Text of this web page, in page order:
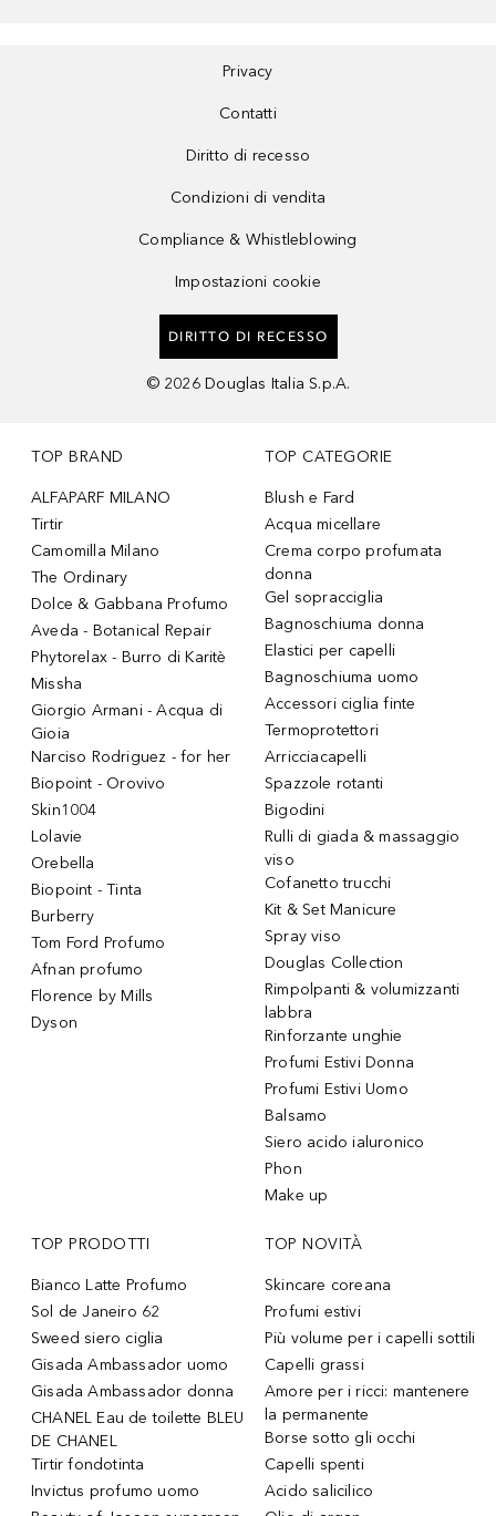
Privacy
Contatti
Diritto di recesso
Condizioni di vendita
Compliance & Whistleblowing
Impostazioni cookie
DIRITTO DI RECESSO
© 2026 Douglas Italia S.p.A.
TOP BRAND
ALFAPARF MILANO
Tirtir
Camomilla Milano
The Ordinary
Dolce & Gabbana Profumo
Aveda - Botanical Repair
Phytorelax - Burro di Karitè
Missha
Giorgio Armani - Acqua di
Gioia
Narciso Rodriguez - for her
Biopoint - Orovivo
Skin1004
Lolavie
Orebella
Biopoint - Tinta
Burberry
Tom Ford Profumo
Afnan profumo
Florence by Mills
Dyson
TOP CATEGORIE
Blush e Fard
Acqua micellare
Crema corpo profumata
donna
Gel sopracciglia
Bagnoschiuma donna
Elastici per capelli
Bagnoschiuma uomo
Accessori ciglia finte
Termoprotettori
Arricciacapelli
Spazzole rotanti
Bigodini
Rulli di giada & massaggio
viso
Cofanetto trucchi
Kit & Set Manicure
Spray viso
Douglas Collection
Rimpolpanti & volumizzanti
labbra
Rinforzante unghie
Profumi Estivi Donna
Profumi Estivi Uomo
Balsamo
Siero acido ialuronico
Phon
Make up
TOP PRODOTTI
Bianco Latte Profumo
Sol de Janeiro 62
Sweed siero ciglia
Gisada Ambassador uomo
Gisada Ambassador donna
CHANEL Eau de toilette BLEU
DE CHANEL
Tirtir fondotinta
Invictus profumo uomo
TOP NOVITÀ
Skincare coreana
Profumi estivi
Più volume per i capelli sottili
Capelli grassi
Amore per i ricci: mantenere
la permanente
Borse sotto gli occhi
Capelli spenti
Acido salicilico